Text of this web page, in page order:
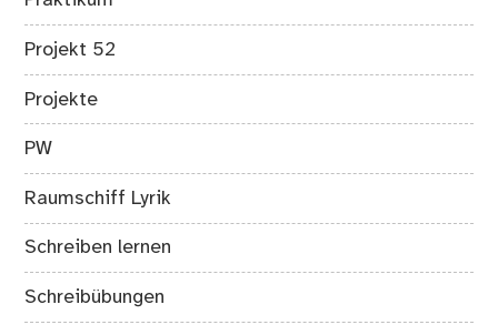
Projekt 52
Projekte
PW
Raumschiff Lyrik
Schreiben lernen
Schreibübungen